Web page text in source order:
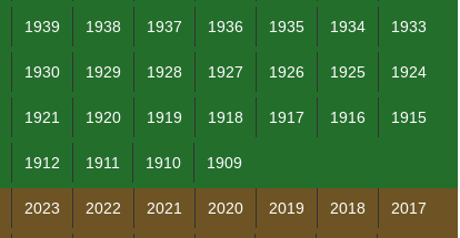
1939 1938 1937 1936 1935 1934 1933
1930 1929 1928 1927 1926 1925 1924
1921 1920 1919 1918 1917 1916 1915
1912 1911 1910 1909
2023 2022 2021 2020 2019 2018 2017